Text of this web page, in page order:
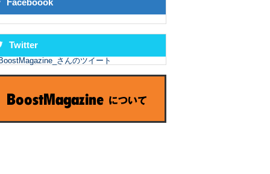
Faceboook
Twitter
さんのツイート